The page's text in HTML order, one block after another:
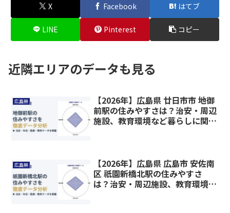
X Facebook はてブ
LINE Pinterest コピー
近隣エリアのデータも見る
広島県
【2026年】広島県 廿日市市 地御
前駅の住みやすさは？治安・周辺
施設、教育環境など暮らしに関わ
広島県
【2026年】広島県 広島市 安佐南
区 祇園新橋北駅の住みやすさ
は？治安・周辺施設、教育環境な